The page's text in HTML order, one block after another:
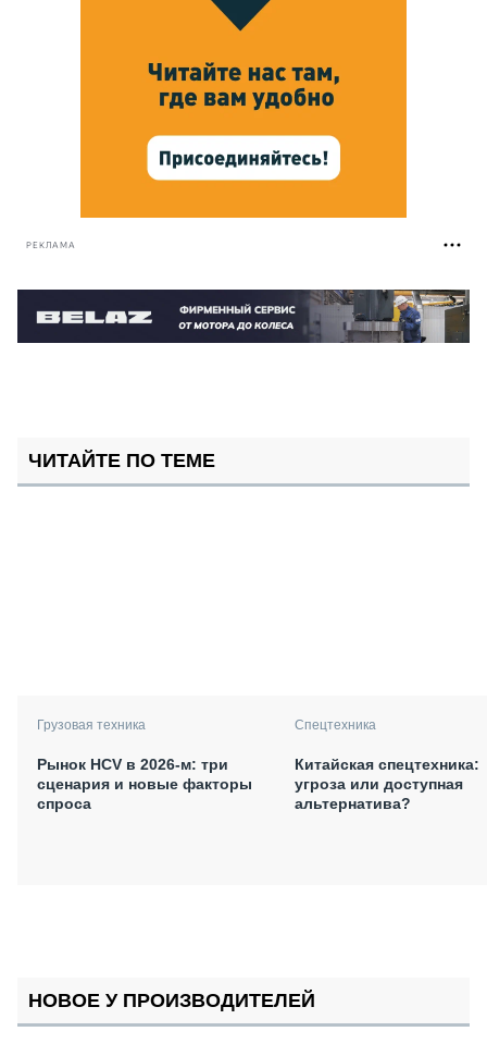
РЕКЛАМА
ЧИТАЙТЕ ПО ТЕМЕ
Грузовая техника
Рынок HCV в 2026-м: три
сценария и новые факторы
спроса
Спецтехника
Китайская спецтехника:
угроза или доступная
альтернатива?
НОВОЕ У ПРОИЗВОДИТЕЛЕЙ